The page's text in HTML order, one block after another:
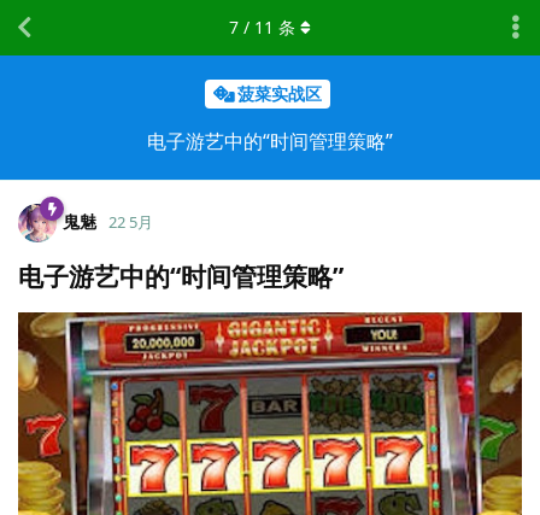
菠菜实战区
电子游艺中的“时间管理策略”
7 / 11 条
鬼魅 22 5月
电子游艺中的“时间管理策略”